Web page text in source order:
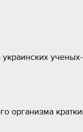
организма